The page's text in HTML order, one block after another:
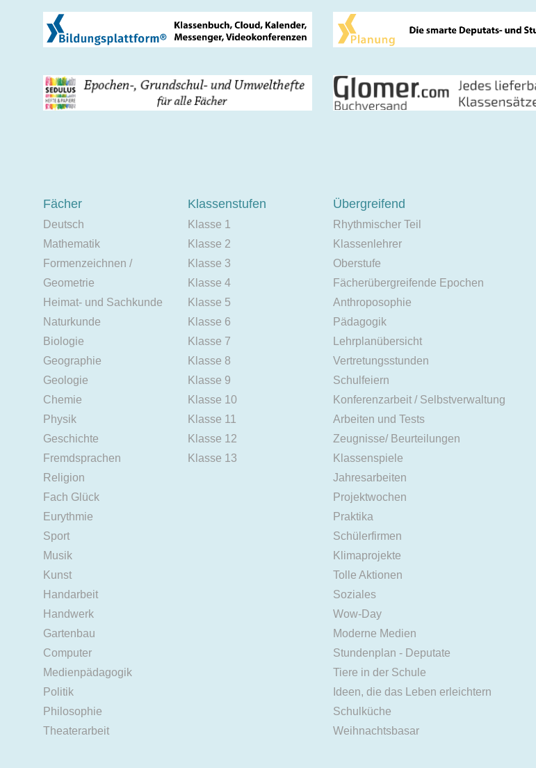
Fächer
Deutsch
Mathematik
Formenzeichnen /
Geometrie
Heimat- und Sachkunde
Naturkunde
Biologie
Geographie
Geologie
Chemie
Physik
Geschichte
Fremdsprachen
Religion
Fach Glück
Eurythmie
Sport
Musik
Kunst
Handarbeit
Handwerk
Gartenbau
Computer
Medienpädagogik
Politik
Philosophie
Theaterarbeit
Klassenstufen
Klasse 1
Klasse 2
Klasse 3
Klasse 4
Klasse 5
Klasse 6
Klasse 7
Klasse 8
Klasse 9
Klasse 10
Klasse 11
Klasse 12
Klasse 13
Übergreifend
Rhythmischer Teil
Klassenlehrer
Oberstufe
Fächerübergreifende Epochen
Anthroposophie
Pädagogik
Lehrplanübersicht
Vertretungsstunden
Schulfeiern
Konferenzarbeit / Selbstverwaltung
Arbeiten und Tests
Zeugnisse/ Beurteilungen
Klassenspiele
Jahresarbeiten
Projektwochen
Praktika
Schülerfirmen
Klimaprojekte
Tolle Aktionen
Soziales
Wow-Day
Moderne Medien
Stundenplan - Deputate
Tiere in der Schule
Ideen, die das Leben erleichtern
Schulküche
Weihnachtsbasar